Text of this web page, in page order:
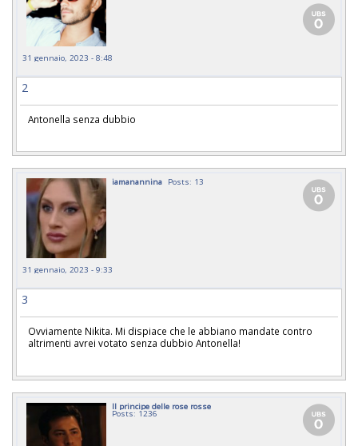
31 gennaio, 2023 - 8:48
2
Antonella senza dubbio
iamanannina Posts: 13
31 gennaio, 2023 - 9:33
3
Ovviamente Nikita. Mi dispiace che le abbiano mandate contro
altrimenti avrei votato senza dubbio Antonella!
Il principe delle rose rosse
Posts: 1236